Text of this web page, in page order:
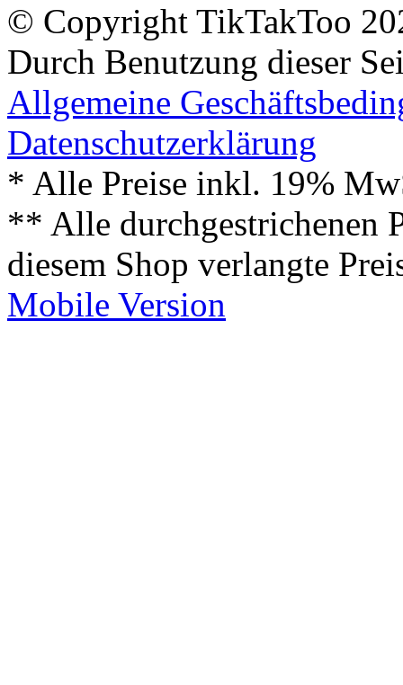
© Copyright TikTakToo
Durch Benutzung dieser
Allgemeine
Datenschutzerklärung
* Alle Preise inkl. 19%
** Alle durchgestrichenen
diesem Shop verlangte
Mobile Version